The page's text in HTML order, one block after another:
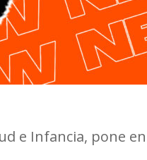
e Infancia, pone